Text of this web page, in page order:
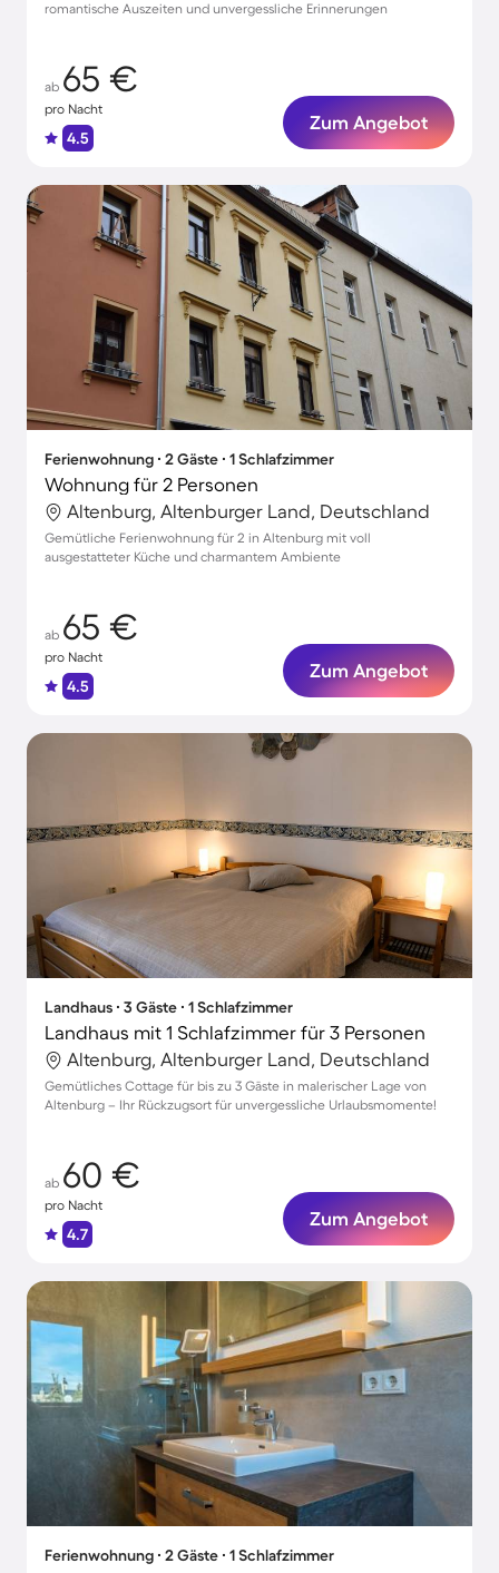
romantische Auszeiten und unvergessliche Erinnerungen
ab 65 €
pro Nacht
4.5
Zum Angebot
Ferienwohnung ∙ 2 Gäste ∙ 1 Schlafzimmer
Wohnung für 2 Personen
Altenburg, Altenburger Land, Deutschland
Gemütliche Ferienwohnung für 2 in Altenburg mit voll
ausgestatteter Küche und charmantem Ambiente
ab 65 €
pro Nacht
4.5
Zum Angebot
Landhaus ∙ 3 Gäste ∙ 1 Schlafzimmer
Landhaus mit 1 Schlafzimmer für 3 Personen
Altenburg, Altenburger Land, Deutschland
Gemütliches Cottage für bis zu 3 Gäste in malerischer Lage von
Altenburg – Ihr Rückzugsort für unvergessliche Urlaubsmomente!
ab 60 €
pro Nacht
4.7
Zum Angebot
Ferienwohnung ∙ 2 Gäste ∙ 1 Schlafzimmer